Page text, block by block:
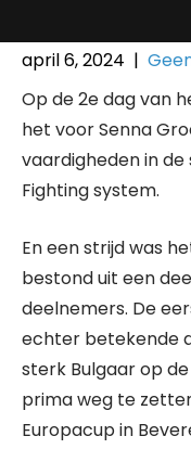
april 6, 2024 |
Op de 2e dag van
het voor Senna
vaardigheden in
Fighting system.
En een strijd was
bestond uit een
deelnemers. De
echter betekende
sterk Bulgaar op
prima weg te
Europacup in